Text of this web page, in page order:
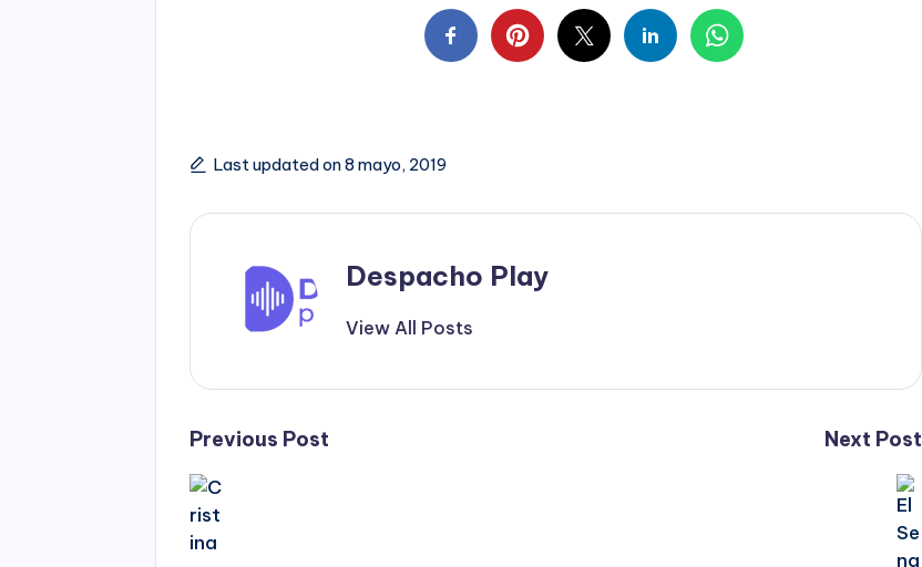
Last updated on 8 mayo, 2019
Despacho Play
View All Posts
Post
navigation
Previous Post Next Post